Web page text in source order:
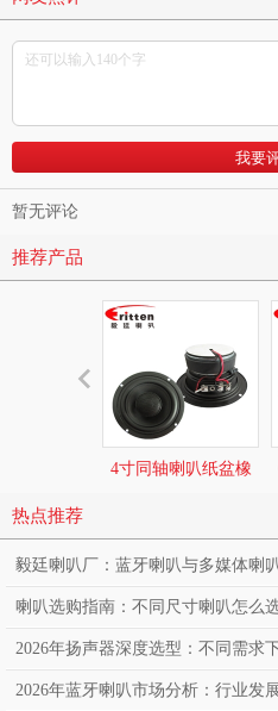
暂无评论
推荐产品
4寸同轴喇叭纸盆橡
热点推荐
毅廷喇叭厂：蓝牙喇叭与多媒体喇
喇叭选购指南：不同尺寸喇叭怎么
2026年扬声器深度选型：不同需求
2026年蓝牙喇叭市场分析：行业发